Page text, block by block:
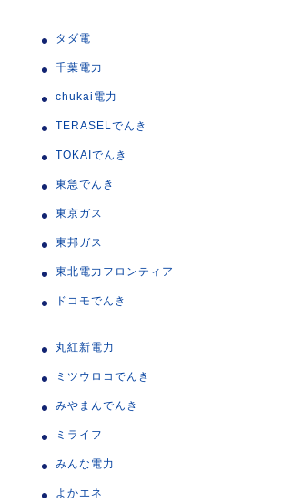
タダ電
千葉電力
chukai電力
TERASELでんき
TOKAIでんき
東急でんき
東京ガス
東邦ガス
東北電力フロンティア
ドコモでんき
丸紅新電力
ミツウロコでんき
みやまんでんき
ミライフ
みんな電力
よかエネ